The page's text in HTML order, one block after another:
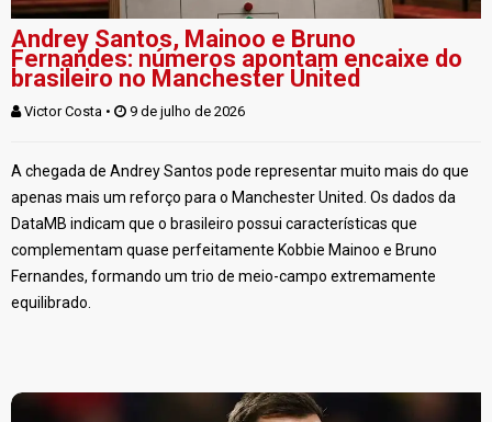
Andrey Santos, Mainoo e Bruno
Fernandes: números apontam encaixe do
brasileiro no Manchester United
Victor Costa • 9 de julho de 2026
A chegada de Andrey Santos pode representar muito mais do que
apenas mais um reforço para o Manchester United. Os dados da
DataMB indicam que o brasileiro possui características que
complementam quase perfeitamente Kobbie Mainoo e Bruno
Fernandes, formando um trio de meio-campo extremamente
equilibrado.